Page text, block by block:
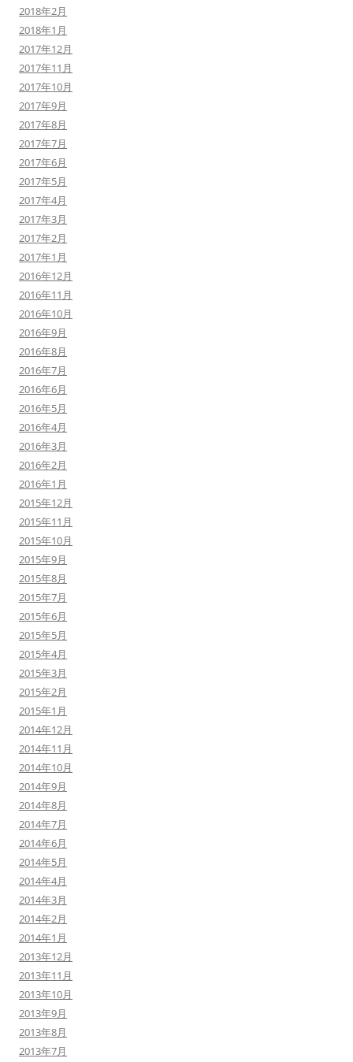
2018年2月
2018年1月
2017年12月
2017年11月
2017年10月
2017年9月
2017年8月
2017年7月
2017年6月
2017年5月
2017年4月
2017年3月
2017年2月
2017年1月
2016年12月
2016年11月
2016年10月
2016年9月
2016年8月
2016年7月
2016年6月
2016年5月
2016年4月
2016年3月
2016年2月
2016年1月
2015年12月
2015年11月
2015年10月
2015年9月
2015年8月
2015年7月
2015年6月
2015年5月
2015年4月
2015年3月
2015年2月
2015年1月
2014年12月
2014年11月
2014年10月
2014年9月
2014年8月
2014年7月
2014年6月
2014年5月
2014年4月
2014年3月
2014年2月
2014年1月
2013年12月
2013年11月
2013年10月
2013年9月
2013年8月
2013年7月